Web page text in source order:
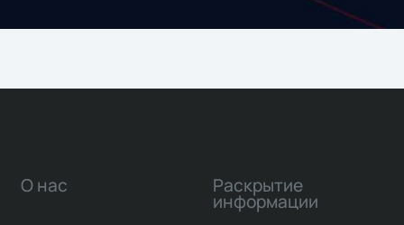
О нас Раскрытие
информации